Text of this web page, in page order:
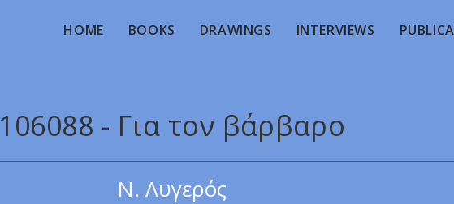
HOME BOOKS DRAWINGS INTERVIEWS
106088 - Για τον βάρβαρο
Ν. Λυγερός